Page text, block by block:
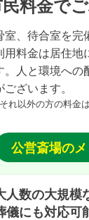
民料金で
、待合室を
料金は居住
人と環境への
ざいます。
れ以外の方の料金
公営斎場のメ
人数の大規模
儀にも対応可